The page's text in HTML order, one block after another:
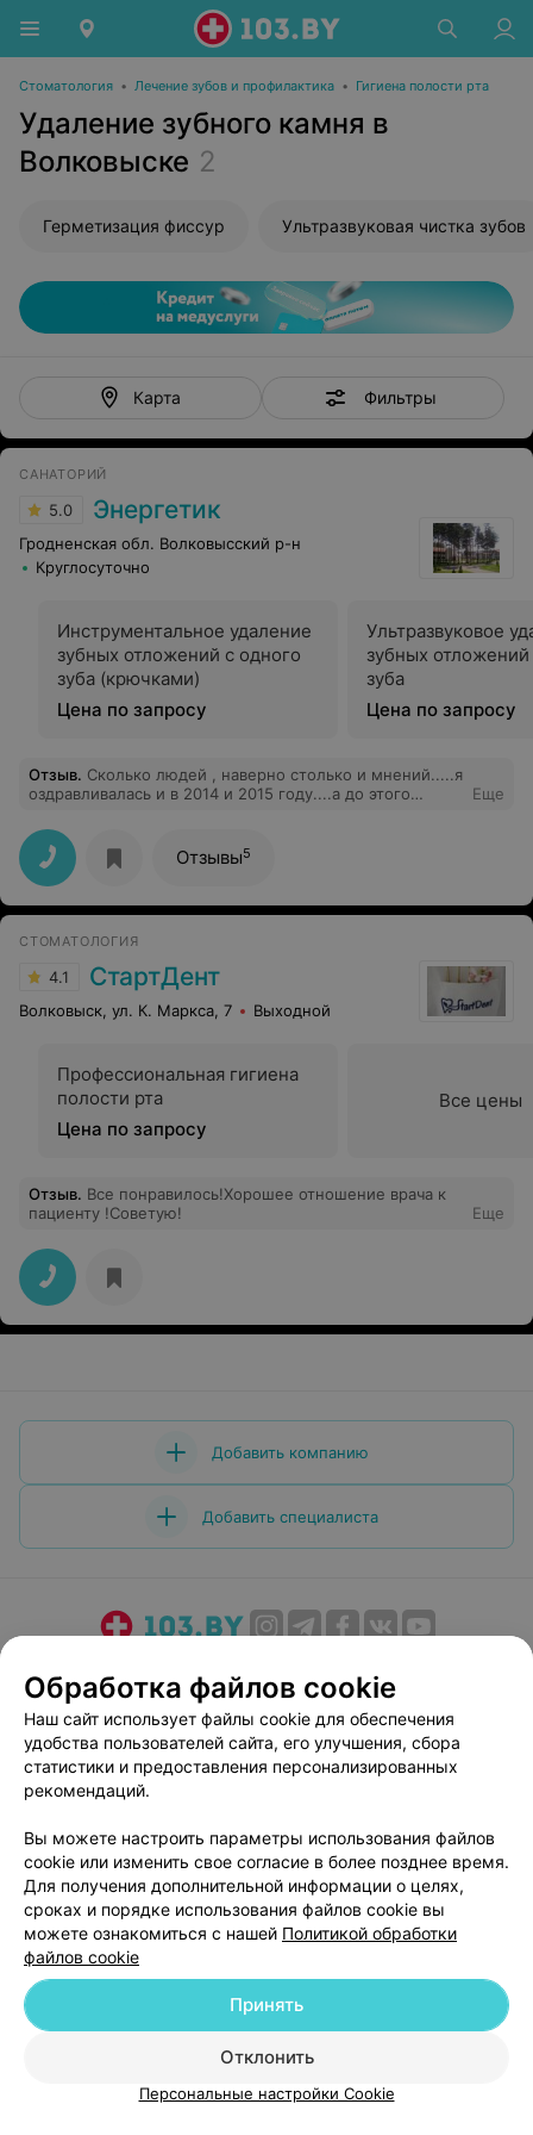
Стоматология • Лечение зубов и профилактика • Гигиена полости рта
Удаление зубного камня в
Волковыске 2
Герметизация фиссур Ультразвуковая чистка зубов
Карта Фильтры
САНАТОРИЙ
5.0 Энергетик
Гродненская обл. Волковысский р-н
Круглосуточно
Инструментальное удаление
зубных отложений с одного
зуба (крючками)
Цена по запросу
Ультразвуковое
зубных
зуба
Цена по запросу
Отзыв. Сколько людей , наверно столько и мнений.....я
оздравливалась и в 2014 и 2015 году....а до этого
не поеду......и лечение и питание и обслуживание в
Энергетике более чем устраивало.....ну а маленькие
накладки...так они везде есть.....Инесса, город
Мозырь...
Еще
Отзывы5
СТОМАТОЛОГИЯ
4.1 СтартДент
Волковыск, ул. К. Маркса, 7 Выходной
Профессиональная гигиена
полости рта
Цена по запросу
Все цены
Отзыв. Все понравилось!Хорошее отношение врача к
пациенту !Советую!
Еще
Добавить компанию
Добавить специалиста
Медицинский маркетинг
Публичный договор
Пользовательское соглашение
Способы оплаты
Вакансии
Партнеры
Написать руководителю 103.by
Персональные настройки cookie
Обработка персональных данных
© 2026 ООО «Артокс Лаб», УНП 191700409| 220012, Республика Беларусь,
г. Минск, улица Толбухина, 2, пом. 16 | help@103.by
Обработка файлов cookie
Наш сайт использует файлы cookie для обеспечения
удобства пользователей сайта, его улучшения, сбора
статистики и предоставления персонализированных
рекомендаций.
Вы можете настроить параметры использования файлов
cookie или изменить свое согласие в более позднее время.
Для получения дополнительной информации о целях,
сроках и порядке использования файлов cookie вы
можете ознакомиться с нашей Политикой обработки
файлов cookie
Отклонить
Принять
Персональные настройки Cookie